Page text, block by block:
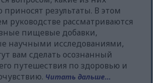
приносят результаты. В этом
руководстве рассматриваются
пищевые добавки,
научными исследованиями,
вам сделать осознанный
путешествия по здоровью и
Читать дальше...